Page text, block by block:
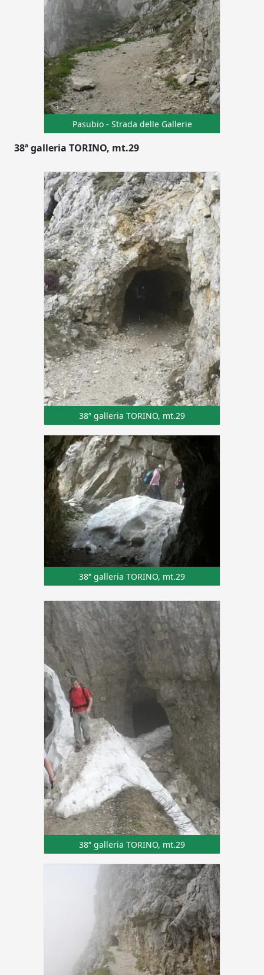
Pasubio - Strada delle Gallerie
38ª galleria TORINO, mt.29
38ª galleria TORINO, mt.29
38ª galleria TORINO, mt.29
38ª galleria TORINO, mt.29